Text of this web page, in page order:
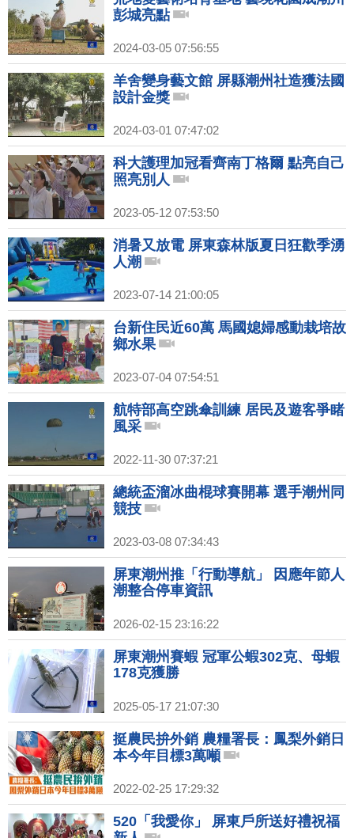
彭城亮點
2024-03-05 07:56:55
羊舍變身藝文館 屏縣潮州社造獲法國
設計金獎
2024-03-01 07:47:02
科大護理加冠看齊南丁格爾 點亮自己
照亮別人
2023-05-12 07:53:50
消暑又放電 屏東森林版夏日狂歡季湧
人潮
2023-07-14 21:00:05
台新住民近60萬 馬國媳婦感動栽培故
鄉水果
2023-07-04 07:54:51
航特部高空跳傘訓練 居民及遊客爭睹
風采
2022-11-30 07:37:21
總統盃溜冰曲棍球賽開幕 選手潮州同
競技
2023-03-08 07:34:43
屏東潮州推「行動導航」 因應年節人
潮整合停車資訊
2026-02-15 23:16:22
屏東潮州賽蝦 冠軍公蝦302克、母蝦
178克獲勝
2025-05-17 21:07:30
挺農民拚外銷 農糧署長：鳳梨外銷日
本今年目標3萬噸
2022-02-25 17:29:32
520「我愛你」 屏東戶所送好禮祝福